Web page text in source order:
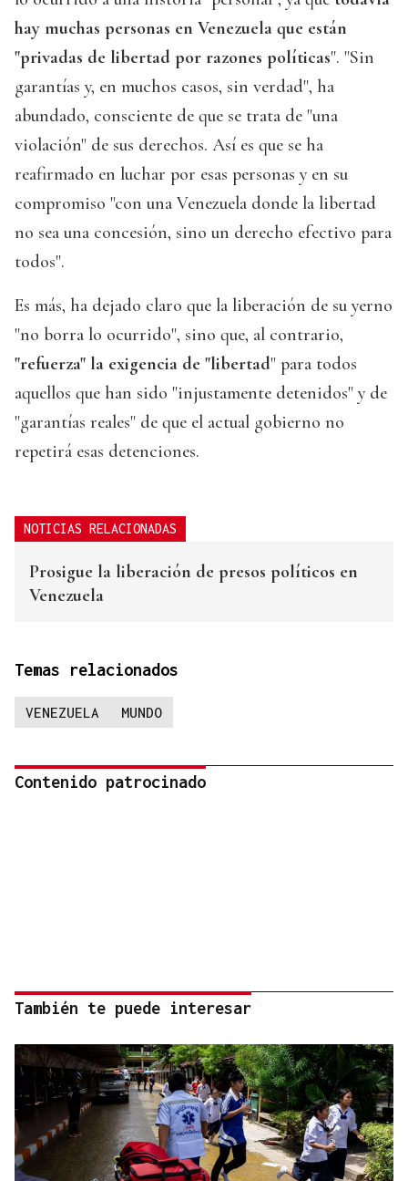
hay muchas personas en Venezuela que están
"privadas de libertad por razones políticas". "Sin
garantías y, en muchos casos, sin verdad", ha
abundado, consciente de que se trata de "una
violación" de sus derechos. Así es que se ha
reafirmado en luchar por esas personas y en su
compromiso "con una Venezuela donde la libertad
no sea una concesión, sino un derecho efectivo para
todos".
Es más, ha dejado claro que la liberación de su yerno
"no borra lo ocurrido", sino que, al contrario,
"refuerza" la exigencia de "libertad" para todos
aquellos que han sido "injustamente detenidos" y de
"garantías reales" de que el actual gobierno no
repetirá esas detenciones.
NOTICIAS RELACIONADAS
Prosigue la liberación de presos políticos en
Venezuela
Temas relacionados
VENEZUELA MUNDO
Contenido patrocinado
También te puede interesar